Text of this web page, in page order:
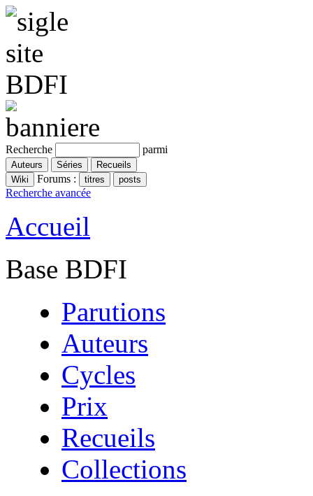
Recherche parmi
Forums :
Recherche avancée
Accueil
Base BDFI
Parutions
Auteurs
Cycles
Prix
Recueils
Collections